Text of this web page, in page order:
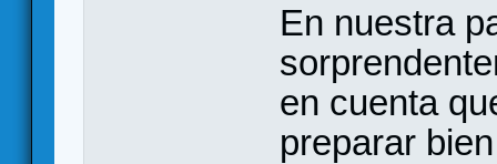
En nuestra
en cuenta
preparar